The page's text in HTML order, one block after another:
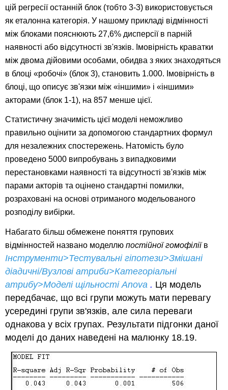
цій регресії останній блок (тобто 3-3) використовується
як еталонна категорія. У нашому прикладі відмінності
між блоками пояснюють 27,6% дисперсії в парній
наявності або відсутності зв'язків. Імовірність краватки
між двома дійовими особами, обидва з яких знаходяться
в блоці «робочі» (блок 3), становить 1.000. Імовірність в
блоці, що описує зв'язки між «іншими» і «іншими»
акторами (блок 1-1), на 857 менше цієї.
Статистичну значимість цієї моделі неможливо
правильно оцінити за допомогою стандартних формул
для незалежних спостережень. Натомість було
проведено 5000 випробувань з випадковими
перестановками наявності та відсутності зв'язків між
парами акторів та оцінено стандартні помилки,
розраховані на основі отриманого модельованого
розподілу вибірки.
Набагато більш обмежене поняття групових
відмінностей названо моделлюпостійної гомофіліїв
Інструменти>Тестувальні гіпотези>Змішані
діадичні/Вузлові атриби>Категоріальні
атрибу>Моделі щільності Anova . Ця модель
передбачає, що всі групи можуть мати перевагу
усередині групи зв'язків, але сила переваги
однакова у всіх групах. Результати підгонки даної
моделі до даних наведені на малюнку 18.19.